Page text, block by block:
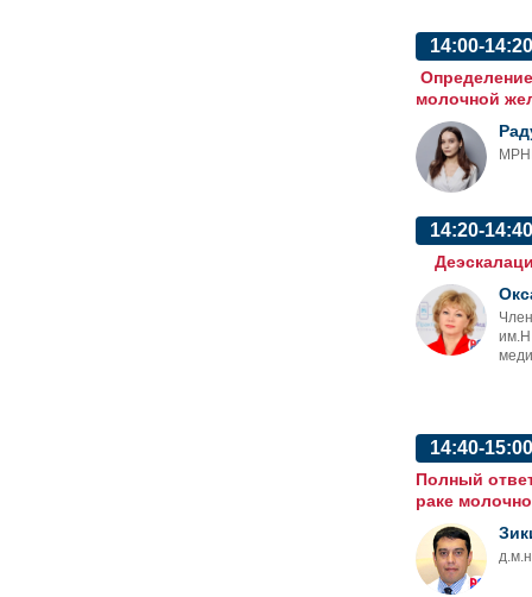
14:00-14:20
молочной
14:20-14:40
14:40-15:00
Полный
раке